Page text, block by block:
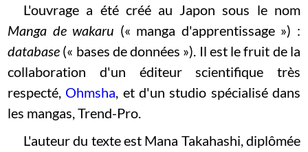
L'ouvrage a été créé au Japon sous le nom
Manga de wakaru (« manga d'apprentissage ») :
database (« bases de données »). Il est le fruit de la
collaboration d'un éditeur scientifique très
respecté, Ohmsha, et d'un studio spécialisé dans
les mangas, Trend-Pro.
L'auteur du texte est Mana Takahashi, diplômée